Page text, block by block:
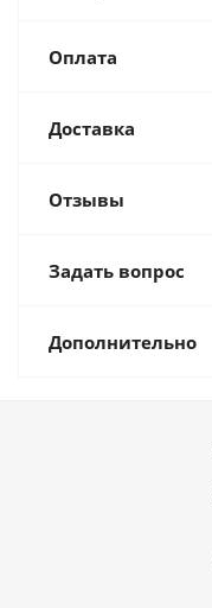
Оплата
Доставка
Отзывы
Задать вопрос
Дополнительно